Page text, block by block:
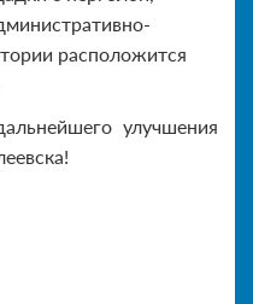
расположится
улучшения